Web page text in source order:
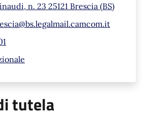
n. 23 25121 Brescia (BS)
tutela